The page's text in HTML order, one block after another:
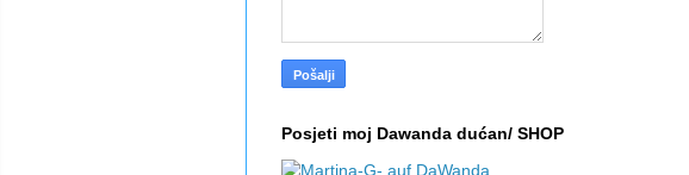
Posjeti moj Dawanda dućan/ SHOP